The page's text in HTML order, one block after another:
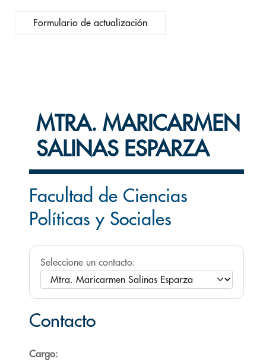
Formulario de actualización
MTRA. MARICARMEN
SALINAS ESPARZA
Facultad de Ciencias
Políticas y Sociales
Seleccione un contacto:
Contacto
Cargo: